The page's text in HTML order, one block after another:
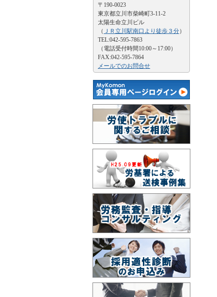
〒190-0023
東京都立川市柴崎町3-11-2
太陽生命立川ビル
（ ＪＲ立川駅南口より徒歩３分）
TEL:042-595-7863
（電話受付時間10:00～17:00）
FAX:042-595-7864
メールでのお問合せ